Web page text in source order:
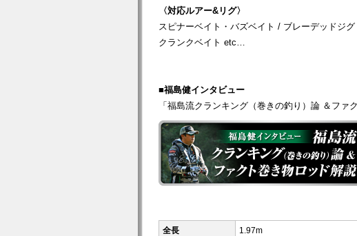
〈対応ルアー&リグ〉
スピナーベイト・バズベイト / ブレーデッドジ
クランクベイト etc…
■福島健インタビュー
「福島流クランキング（巻きの釣り）論 ＆ファ
全長 1.97m